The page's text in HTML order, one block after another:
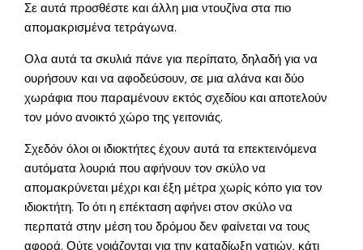
Σε αυτά προσθέστε και άλλη μια ντουζίνα στα πιο
απομακρισμένα τετράγωνα.
Ολα αυτά τα σκυλιά πάνε για περίπατο, δηλαδή για να
ουρήσουν και να αφοδεύσουν, σε μια αλάνα και δύο
χωράφια που παραμένουν εκτός σχεδίου και αποτελούν
τον μόνο ανοικτό χώρο της γειτονιάς.
Σχεδόν όλοι οι ιδιοκτήτες έχουν αυτά τα επεκτεινόμενα
αυτόματα λουριά που αφήνουν τον σκύλο να
απομακρύνεται μέχρι και έξη μέτρα χωρίς κόπο για τον
ιδιοκτήτη. Το ότι η επέκταση αφήνει στον σκύλο να
περπατά στην μέση του δρόμου δεν φαίνεται να τους
αφορά. Ούτε νοιάζονται για την καταδίωξη γατιών, κάτι